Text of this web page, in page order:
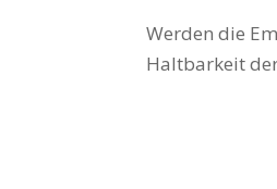
Werden die
Haltbarkeit